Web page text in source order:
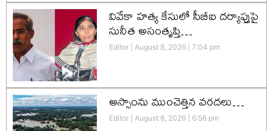
వివేకా హత్య కేసులో సీబీఐ దర్యాప్తుపై
సునీత అసంతృప్తి…
Editor August 8, 2026 7:04 pm
అస్సాంను ముంచెత్తిన వరదలు…
Editor August 8, 2026 6:56 pm